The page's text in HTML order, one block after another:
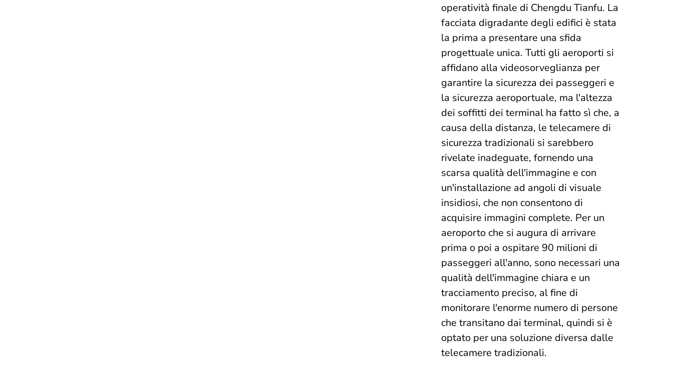
operatività finale di Chengdu Tianfu. La
facciata digradante degli edifici è stata
la prima a presentare una sfida
progettuale unica. Tutti gli aeroporti si
affidano alla videosorveglianza per
garantire la sicurezza dei passeggeri e
la sicurezza aeroportuale, ma l'altezza
dei soffitti dei terminal ha fatto sì che, a
causa della distanza, le telecamere di
sicurezza tradizionali si sarebbero
rivelate inadeguate, fornendo una
scarsa qualità dell'immagine e con
un'installazione ad angoli di visuale
insidiosi, che non consentono di
acquisire immagini complete. Per un
aeroporto che si augura di arrivare
prima o poi a ospitare 90 milioni di
passeggeri all'anno, sono necessari una
qualità dell'immagine chiara e un
tracciamento preciso, al fine di
monitorare l'enorme numero di persone
che transitano dai terminal, quindi si è
optato per una soluzione diversa dalle
telecamere tradizionali.